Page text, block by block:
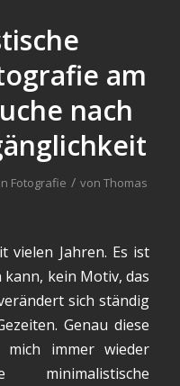
am
nach
in Fotografie / von Thomas
vielen Jahren. Es ist
kein Motiv, das
sich ständig
Genau diese
immer wieder